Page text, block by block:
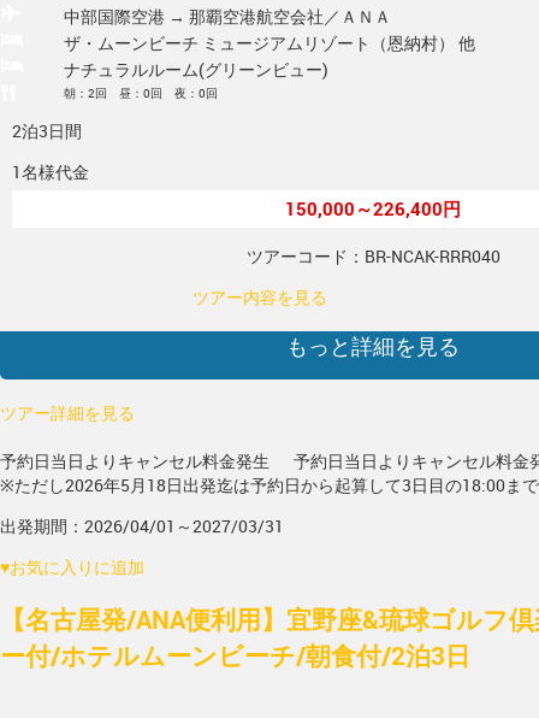
中部国際空港 → 那覇空港航空会社／ＡＮＡ
ザ・ムーンビーチ ミュージアムリゾート（恩納村） 他
ナチュラルルーム(グリーンビュー)
朝：2回 昼：0回 夜：0回
2泊3日間
1名様代金
150,000～226,400円
ツアーコード：BR-NCAK-RRR040
ツアー内容を見る
もっと詳細を見る
ツアー詳細を見る
予約日当日よりキャンセル料金発生
予約日当日よりキャンセル料金
※ただし2026年5月18日出発迄は予約日から起算して3日目の18:00ま
出発期間：2026/04/01～2027/03/31
♥お気に入りに追加
【名古屋発/ANA便利用】宜野座&琉球ゴルフ
ー付/ホテルムーンビーチ/朝食付/2泊3日